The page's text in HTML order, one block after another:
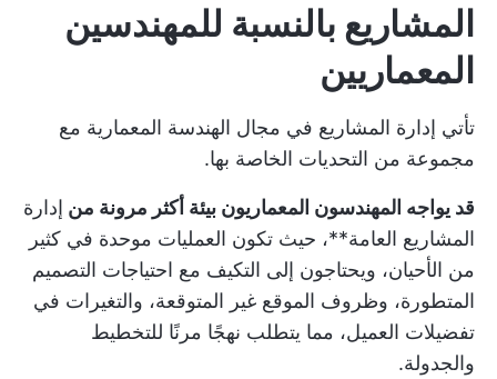
المشاريع بالنسبة للمهندسين
المعماريين
تأتي إدارة المشاريع في مجال الهندسة المعمارية مع
مجموعة من التحديات الخاصة بها.
قد يواجه المهندسون المعماريون بيئة أكثر مرونة من إدارة
المشاريع العامة**، حيث تكون العمليات موحدة في كثير
من الأحيان، ويحتاجون إلى التكيف مع احتياجات التصميم
المتطورة، وظروف الموقع غير المتوقعة، والتغيرات في
تفضيلات العميل، مما يتطلب نهجًا مرنًا للتخطيط
والجدولة.